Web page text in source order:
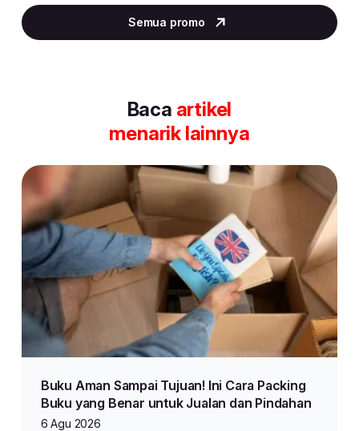
5
of
Semua promo
Baca artikel
menarik lainnya
Buku Aman Sampai Tujuan! Ini Cara Packing
Buku yang Benar untuk Jualan dan Pindahan
6 Agu 2026